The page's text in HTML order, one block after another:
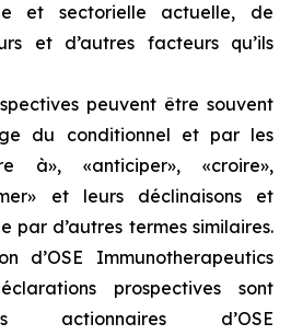
et sectorielle actuelle, de
et d’autres facteurs qu’ils
peuvent être souvent
du conditionnel et par les
à», «anticiper», «croire»,
et leurs déclinaisons et
par d’autres termes similaires.
d’OSE Immunotherapeutics
prospectives sont
actionnaires d’OSE